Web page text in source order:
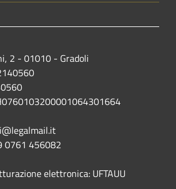
2 - 01010 - Gradoli
0761 456082
elettronica: UFTAUU